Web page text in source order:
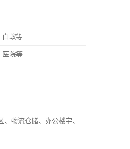
白蚁等
医院等
物流仓储、办公楼宇、